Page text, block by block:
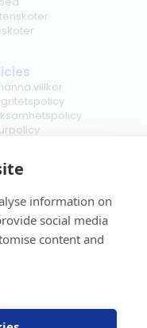
information on
social media
content and
villkor